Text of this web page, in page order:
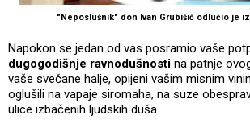
"Neposlušnik" don Ivan Grubišić odlučio je
Napokon se jedan od vas posramio vaše
dugogodišnje ravnodušnosti na patnje
vaše svečane halje, opijeni vašim misnim
oglušili na vapaje siromaha, na suze
ulice izbačenih ljudskih duša.